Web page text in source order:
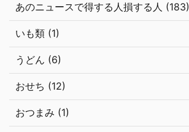
あのニュースで得する人損する人 (183)
いも類 (1)
うどん (6)
おせち (12)
おつまみ (1)